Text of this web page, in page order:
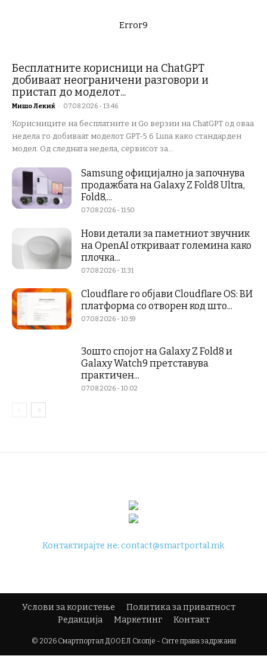
Error9
Бесплатните корисници на ChatGPT
добиваат неограничени разговори и
пристап до моделот...
Мишо Лекиќ - 07.08.2026 - 13:46
Корисниците на бесплатните и Go верзии на ChatGPT од оваа
недела го добиваат моделот GPT-5.6 Luna како стандарден
модел. Од следната недела, сервисот за...
Samsung официјално ја започнува
продажбата на Galaxy Z Fold8 Ultra,
Fold8,...
07.08.2026 - 11:50
Нови детали за паметниот звучник
на OpenAI откриваат големина како
плочка...
07.08.2026 - 11:31
Cloudflare го објави Cloudflare OS: ВИ
платформа со отворен код што...
07.08.2026 - 10:59
Зошто спојот на Galaxy Z Fold8 и
Galaxy Watch9 претставува
практичен...
07.08.2026 - 10:02
Контактирајте не:contact@smartportal.mk
Услови за користење
Политика за приватност
Редакција
Маркетинг Контакт
© 2026 Смартпортал ДООЕЛ Скопје - Сите права задржани